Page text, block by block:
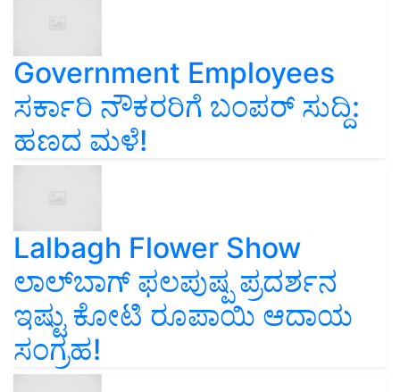
Government Employees
ಸರ್ಕಾರಿ ನೌಕರರಿಗೆ ಬಂಪರ್‌ ಸುದ್ದಿ:
ಹಣದ ಮಳೆ!
Lalbagh Flower Show
ಲಾಲ್‌ಬಾಗ್ ಫಲಪುಷ್ಪ ಪ್ರದರ್ಶನ
ಇಷ್ಟು ಕೋಟಿ ರೂಪಾಯಿ ಆದಾಯ
ಸಂಗ್ರಹ!